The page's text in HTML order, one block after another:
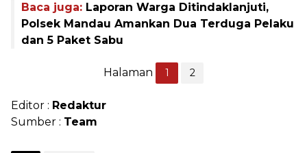
Baca juga: Laporan Warga Ditindaklanjuti,
Polsek Mandau Amankan Dua Terduga Pelaku
dan 5 Paket Sabu
Halaman 1 2
Editor : Redaktur
Sumber : Team